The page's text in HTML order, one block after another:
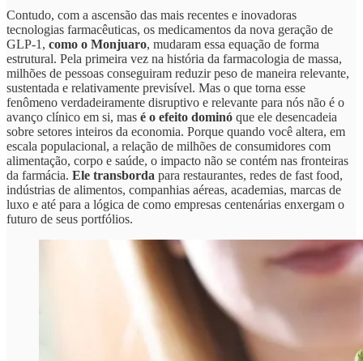
Contudo, com a ascensão das mais recentes e inovadoras
tecnologias farmacêuticas, os medicamentos da nova geração de
GLP-1, como o Monjuaro, mudaram essa equação de forma
estrutural. Pela primeira vez na história da farmacologia de massa,
milhões de pessoas conseguiram reduzir peso de maneira relevante,
sustentada e relativamente previsível. Mas o que torna esse
fenômeno verdadeiramente disruptivo e relevante para nós não é o
avanço clínico em si, mas é o efeito dominó que ele desencadeia
sobre setores inteiros da economia. Porque quando você altera, em
escala populacional, a relação de milhões de consumidores com
alimentação, corpo e saúde, o impacto não se contém nas fronteiras
da farmácia. Ele transborda para restaurantes, redes de fast food,
indústrias de alimentos, companhias aéreas, academias, marcas de
luxo e até para a lógica de como empresas centenárias enxergam o
futuro de seus portfólios.